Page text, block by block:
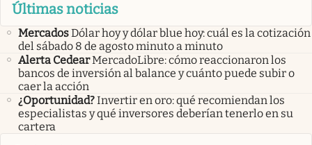
Últimas noticias
MercadosDólar hoy y dólar blue hoy: cuál es la cotización
del sábado 8 de agosto minuto a minuto
Alerta CedearMercadoLibre: cómo reaccionaron los
bancos de inversión al balance y cuánto puede subir o
caer la acción
¿Oportunidad?Invertir en oro: qué recomiendan los
especialistas y qué inversores deberían tenerlo en su
cartera